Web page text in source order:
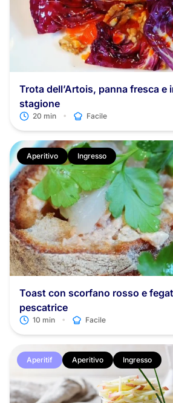
Trota dell’Artois, panna fresca e
stagione
20 min • Facile
Aperitivo Ingresso
Toast con scorfano rosso e
pescatrice
10 min • Facile
Aperitif Aperitivo Ingresso